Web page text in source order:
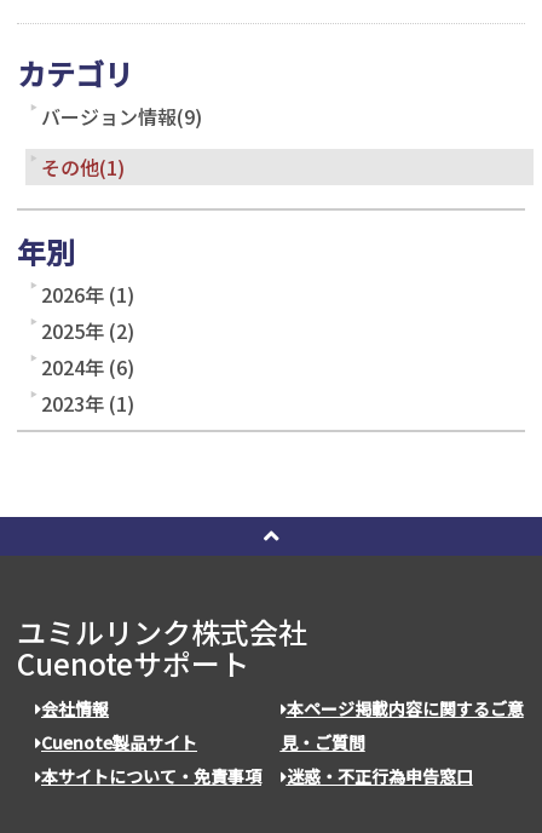
カテゴリ
バージョン情報(9)
その他(1)
年別
2026年 (1)
2025年 (2)
2024年 (6)
2023年 (1)
ユミルリンク株式会社
Cuenoteサポート
会社情報
Cuenote製品サイト
本サイトについて・免責事項
本ページ掲載内容に関するご意
見・ご質問
迷惑・不正行為申告窓口